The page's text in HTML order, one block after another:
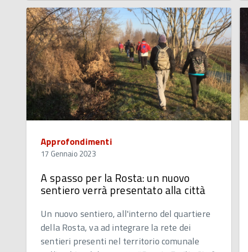
Approfondimenti
17 Gennaio 2023
A spasso per la Rosta: un nuovo
sentiero verrà presentato alla città
Un nuovo sentiero, all'interno del quartiere
della Rosta, va ad integrare la rete dei
sentieri presenti nel territorio comunale